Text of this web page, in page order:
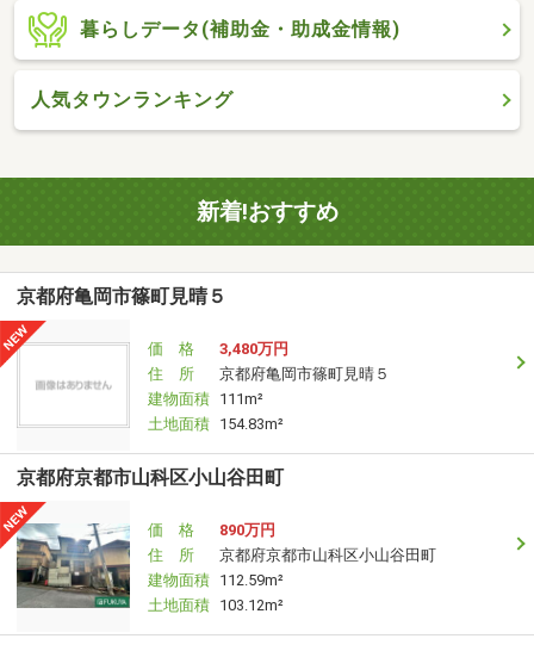
暮らしデータ(補助金・助成金情報)
人気タウンランキング
新着!おすすめ
京都府亀岡市篠町見晴５
価 格
3,480万円
住 所
京都府亀岡市篠町見晴５
建物面積 111m²
土地面積 154.83m²
京都府京都市山科区小山谷田町
価 格
890万円
住 所
京都府京都市山科区小山谷田町
建物面積 112.59m²
土地面積 103.12m²